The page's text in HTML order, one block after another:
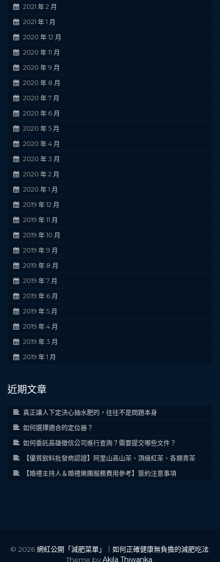
2021 年 2 月
2021 年 1 月
2020 年 12 月
2020 年 11 月
2020 年 9 月
2020 年 8 月
2020 年 7 月
2020 年 6 月
2020 年 5 月
2020 年 4 月
2020 年 3 月
2020 年 2 月
2020 年 1 月
2019 年 12 月
2019 年 11 月
2019 年 10 月
2019 年 9 月
2019 年 8 月
2019 年 7 月
2019 年 6 月
2019 年 5 月
2019 年 4 月
2019 年 3 月
2019 年 1 月
近期文章
真正讓人下定決心抽水肥的，往往不是問題本身
如何選擇適合的定位器？
如何委託高雄徵信公司進行查詢？需要提交哪些文件？
【優質飲料批發商認證】阿里山高山茶、頂級紅茶、各類青茶
【婚禮主持人＆婚禮樂團服務費用參考】簽約注意事項
© 2026 網紅公開「減肥菜單」｜如何正確健康無負擔的減肥吃法.
Theme byAkila Thiwanka.